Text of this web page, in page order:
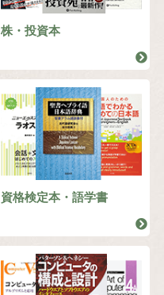
株・投資本
資格検定本・語学書